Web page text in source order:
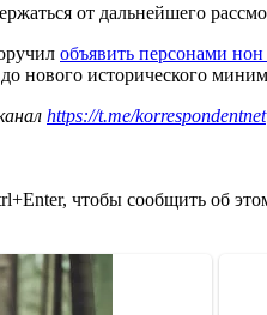
от дальнейшего
объявить персонами нон
нового исторического
https://t.me/korrespondentnet
чтобы сообщить об